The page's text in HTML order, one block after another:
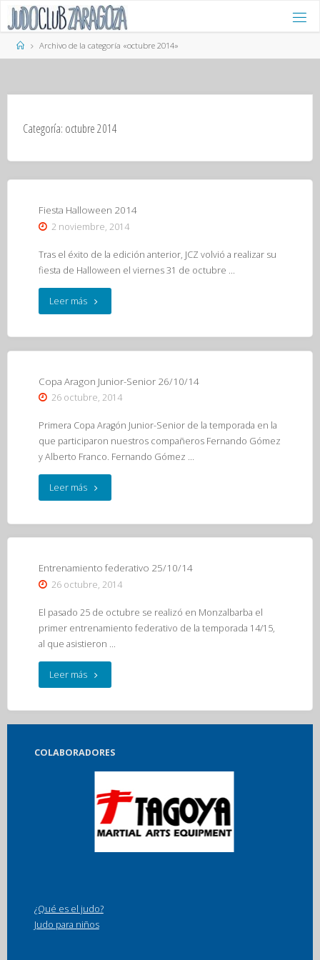
Saltar
contenido
Página
de
Archivo de la categoría «octubre 2014»
Categoría: octubre 2014
Fiesta Halloween 2014
2 noviembre, 2014
Tras el éxito de la edición anterior, JCZ volvió a realizar su
fiesta de Halloween el viernes 31 de octubre …
Leer más"Fiesta
2014"
Copa Aragon Junior-Senior 26/10/14
26 octubre, 2014
Primera Copa Aragón Junior-Senior de la temporada en la
que participaron nuestros compañeros Fernando Gómez
y Alberto Franco. Fernando Gómez …
Leer más"Copa
Junior-
Senior
26/10/14"
Entrenamiento federativo 25/10/14
26 octubre, 2014
El pasado 25 de octubre se realizó en Monzalbarba el
primer entrenamiento federativo de la temporada 14/15,
al que asistieron …
Leer más"Entrenamiento
25/10/14"
COLABORADORES
¿Qué es el judo?
Judo para niños